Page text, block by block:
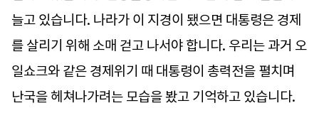
늘고 있습니다. 나라가 이 지경이 됐으면 대통령은 경제
를 살리기 위해 소매 걷고 나서야 합니다. 우리는 과거 오
일쇼크와 같은 경제위기 때 대통령이 총력전을 펼치며
난국을 헤쳐나가려는 모습을 봤고 기억하고 있습니다.